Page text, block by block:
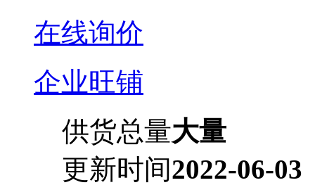
在线询价
企业旺铺
供货总量大量
更新时间2022-06-03